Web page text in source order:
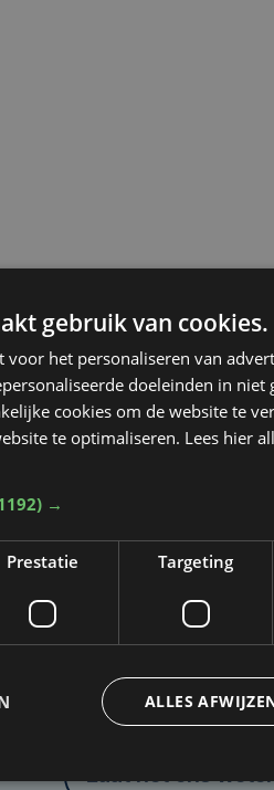
je een taal- of schrijffout
Laat het ons
gebruik van cookies.
voor het personaliseren van
doeleinden in niet
cookies om de website te
te optimaliseren. Lees hier
→
Prestatie Targeting
ALLES